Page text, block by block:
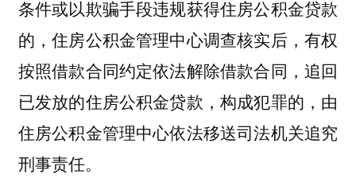
条件或以欺骗手段违规获得住房公积金贷款
的，住房公积金管理中心调查核实后，有权
按照借款合同约定依法解除借款合同，追回
已发放的住房公积金贷款，构成犯罪的，由
住房公积金管理中心依法移送司法机关追究
刑事责任。